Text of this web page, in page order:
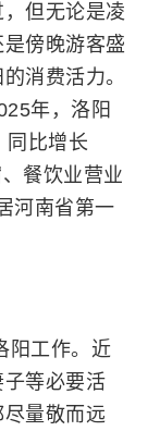
但无论是凌
傍晚游客盛
消费活力。
年，洛阳
同比增长
餐饮业营业
河南省第一
阳工作。近
等必要活
量敬而远